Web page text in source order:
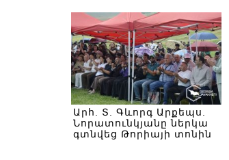
Արհ. Տ. Գևորգ Արքեպս.
Նորատունկյանը ներկա
գտնվեց Թորիայի տոնին